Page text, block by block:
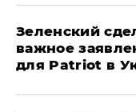
Зеленский
важное
для Patriot в